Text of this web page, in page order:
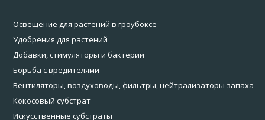
Освещение для растений в гроубоксе
Удобрения для растений
Добавки, стимуляторы и бактерии
Борьба с вредителями
Вентиляторы, воздуховоды, фильтры, нейтрализаторы запаха
Кокосовый субстрат
Искусственные субстраты